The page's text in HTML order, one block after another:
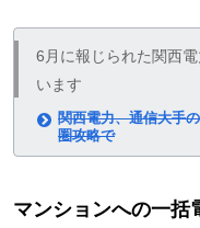
6月に報じられた関西
います
関西電力、通信大手
圏攻略で
マンションへの一括